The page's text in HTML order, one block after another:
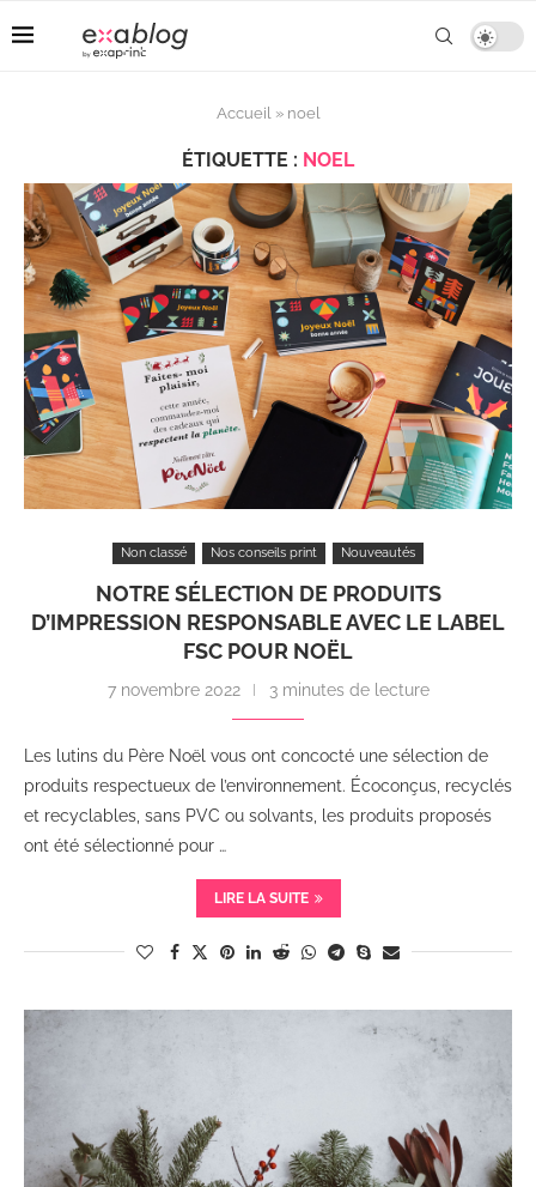
Accueil» noel
ÉTIQUETTE : NOEL
Non classé Nos conseils print Nouveautés
NOTRE SÉLECTION DE PRODUITS
D’IMPRESSION RESPONSABLE AVEC LE LABEL
FSC POUR NOËL
7 novembre 2022 3 minutes de lecture
Les lutins du Père Noël vous ont concocté une sélection de
produits respectueux de l’environnement. Écoconçus, recyclés
et recyclables, sans PVC ou solvants, les produits proposés
ont été sélectionné pour …
LIRE LA SUITE